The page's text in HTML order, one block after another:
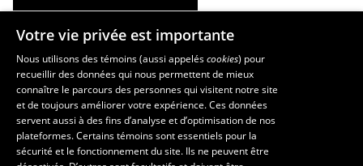
La Faculté et ses écoles
Faculté d’aménagement, d’architecture, d’art et de design
École d’art
École supérieure d’aménagement du territoire et de développement
régional
École d’architecture
Votre vie privée est importante
Nous utilisons des témoins (aussi appeléscookies) pour
recueillir des données qui nous permettent de mieux
connaître le parcours des personnes qui visitent notre site
et de toujours améliorer votre expérience. Ces données
servent aussi à des fins d’analyse et d’optimisation de nos
plateformes. Certains témoins sont essentiels pour la
sécurité et le fonctionnement du site. Ils ne peuvent être